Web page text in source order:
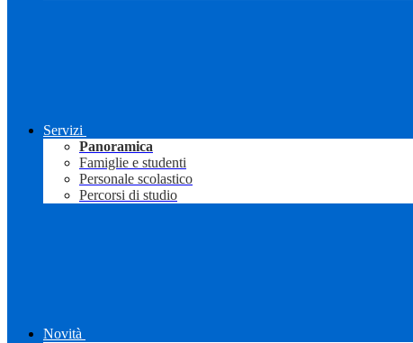
Servizi
Panoramica
Famiglie e studenti
Personale scolastico
Percorsi di studio
Novità